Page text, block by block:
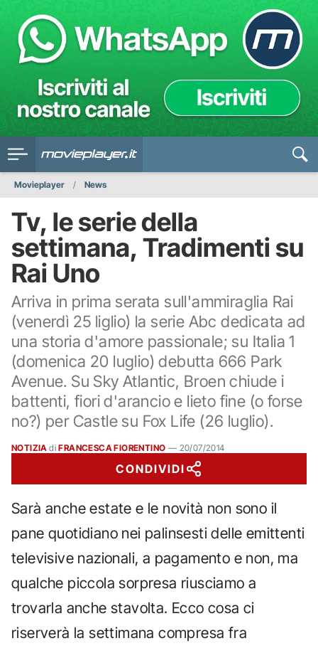
Movieplayer News
Tv, le serie della
settimana, Tradimenti su
Rai Uno
Arriva in prima serata sull'ammiraglia Rai
(venerdì 25 liglio) la serie Abc dedicata ad
una storia d'amore passionale; su Italia 1
(domenica 20 luglio) debutta 666 Park
Avenue. Su Sky Atlantic, Broen chiude i
battenti, fiori d'arancio e lieto fine (o forse
no?) per Castle su Fox Life (26 luglio).
NOTIZIA di FRANCESCA FIORENTINO — 20/07/2014
CONDIVIDI
Sarà anche estate e le novità non sono il
pane quotidiano nei palinsesti delle emittenti
televisive nazionali, a pagamento e non, ma
qualche piccola sorpresa riusciamo a
trovarla anche stavolta. Ecco cosa ci
riserverà la settimana compresa fra